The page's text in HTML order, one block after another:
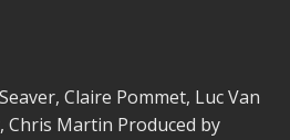
Claire Pommet, Luc Van
Chris Martin Produced by